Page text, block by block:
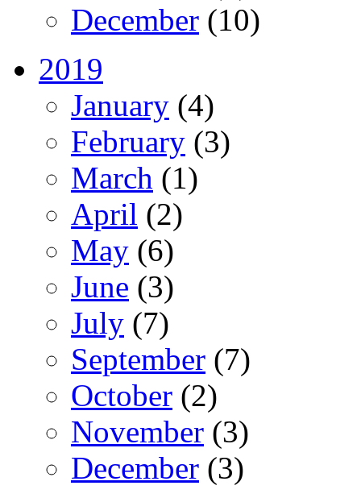
December (10)
2019
January (4)
February (3)
March (1)
April (2)
May (6)
June (3)
July (7)
September (7)
October (2)
November (3)
December (3)